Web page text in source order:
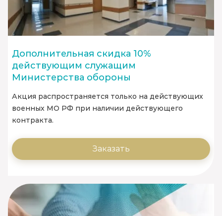
Дополнительная скидка 10%
действующим служащим
Министерства обороны
Акция распространяется только на действующих
военных МО РФ при наличии действующего
контракта.
Заказать